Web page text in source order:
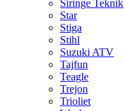
Siringe Teknik
Star
Stiga
Stihl
Suzuki ATV
Tajfun
Teagle
Trejon
Trioliet